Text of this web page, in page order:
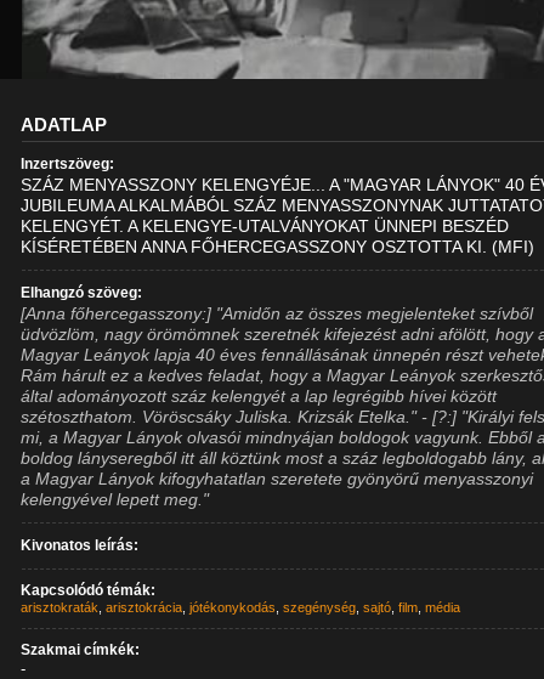
ADATLAP
Inzertszöveg:
SZÁZ MENYASSZONY KELENGYÉJE... A "MAGYAR LÁNYOK" 40
JUBILEUMA ALKALMÁBÓL SZÁZ MENYASSZONYNAK
KELENGYÉT. A KELENGYE-UTALVÁNYOKAT ÜNNEPI BESZÉD
KÍSÉRETÉBEN ANNA FŐHERCEGASSZONY OSZTOTTA KI. (MFI)
Elhangzó szöveg:
[Anna főhercegasszony:] "Amidőn az összes megjelenteket szívből
üdvözlöm, nagy örömömnek szeretnék kifejezést adni afölött, hogy
Magyar Leányok lapja 40 éves fennállásának ünnepén részt
Rám hárult ez a kedves feladat, hogy a Magyar Leányok
által adományozott száz kelengyét a lap legrégibb hívei között
szétoszthatom. Vöröscsáky Juliska. Krizsák Etelka." - [?:] "Királyi
mi, a Magyar Lányok olvasói mindnyájan boldogok vagyunk. Ebből
boldog lányseregből itt áll köztünk most a száz legboldogabb lány,
a Magyar Lányok kifogyhatatlan szeretete gyönyörű menyasszonyi
kelengyével lepett meg."
Kivonatos leírás:
Kapcsolódó témák:
arisztokraták ,arisztokrácia ,jótékonykodás ,szegénység ,sajtó ,film ,média
Szakmai címkék:
-